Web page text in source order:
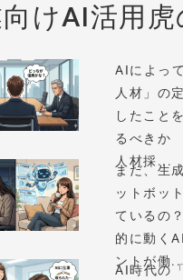
けAI活用虎
AIによっ
人材」の
したこと
るべきか
人材採...
まだ、生
ットボッ
ているの
的に動く
ントが働
AI時代の